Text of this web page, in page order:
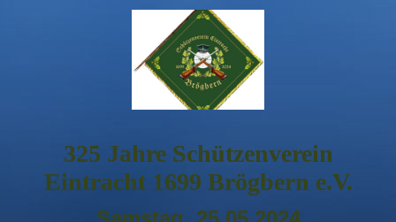
325 Jahre Schützenverein
Eintracht 1699 Brögbern e.V.